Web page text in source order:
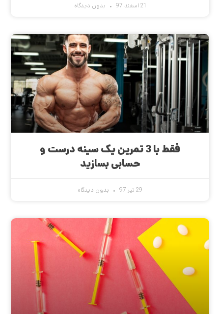
21 اسفند 97 بدون دیدگاه
فقط با 3 تمرین یک سینه درست و
حسابی بسازید
29 تیر 97 بدون دیدگاه